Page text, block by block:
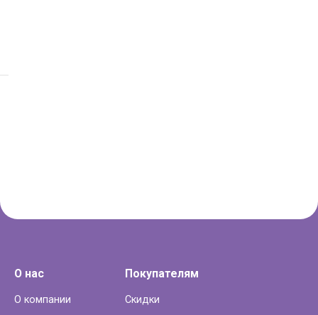
О нас
О компании
Покупателям
Скидки